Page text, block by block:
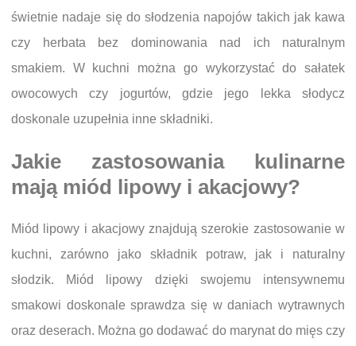
świetnie nadaje się do słodzenia napojów takich jak kawa
czy herbata bez dominowania nad ich naturalnym
smakiem. W kuchni można go wykorzystać do sałatek
owocowych czy jogurtów, gdzie jego lekka słodycz
doskonale uzupełnia inne składniki.
Jakie zastosowania kulinarne
mają miód lipowy i akacjowy?
Miód lipowy i akacjowy znajdują szerokie zastosowanie w
kuchni, zarówno jako składnik potraw, jak i naturalny
słodzik. Miód lipowy dzięki swojemu intensywnemu
smakowi doskonale sprawdza się w daniach wytrawnych
oraz deserach. Można go dodawać do marynat do mięs czy